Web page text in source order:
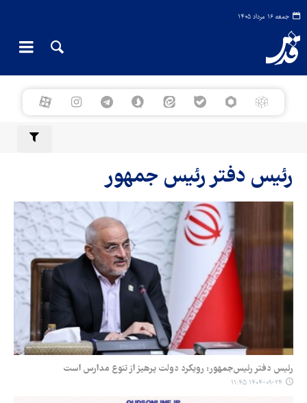
جمعه ۱۶ مرداد ۱۴۰۵
رئیس دفتر رئیس جمهور
رئیس‌ دفتر رئیس‌جمهور: رویکرد دولت پرهیز از تنوع مدارس است
۱۴۰۴-۰۹-۲۴ ۱۱:۴۵